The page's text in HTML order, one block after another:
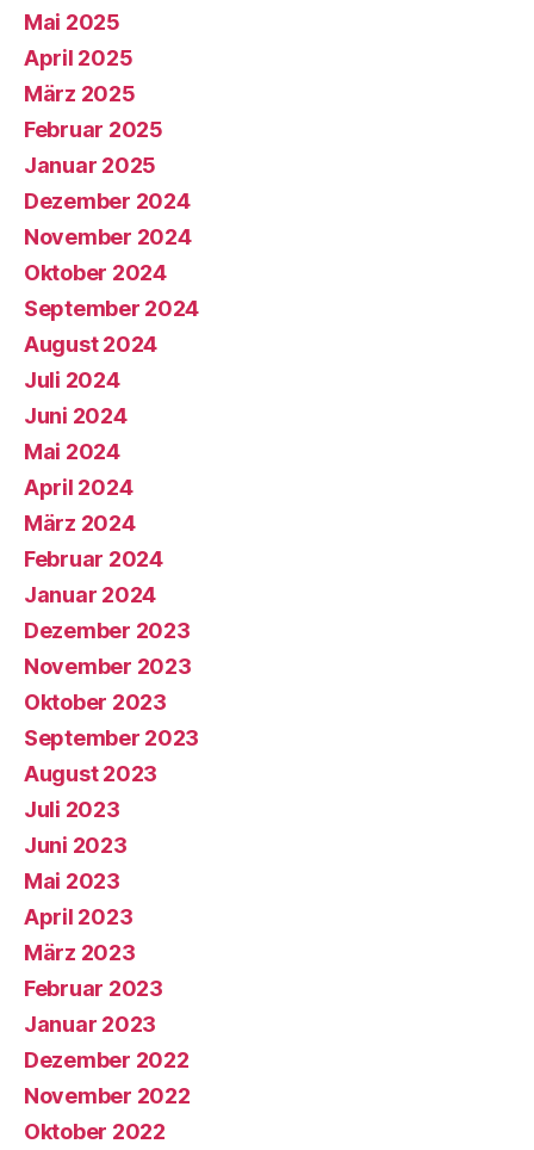
Mai 2025
April 2025
März 2025
Februar 2025
Januar 2025
Dezember 2024
November 2024
Oktober 2024
September 2024
August 2024
Juli 2024
Juni 2024
Mai 2024
April 2024
März 2024
Februar 2024
Januar 2024
Dezember 2023
November 2023
Oktober 2023
September 2023
August 2023
Juli 2023
Juni 2023
Mai 2023
April 2023
März 2023
Februar 2023
Januar 2023
Dezember 2022
November 2022
Oktober 2022